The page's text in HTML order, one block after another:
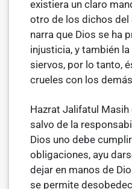
existiera un claro
otro de los di­chos
narra que Dios se ha
injusticia, y también
siervos, por lo tanto,
crueles con los
Hazrat Jalifatul
salvo de la
Dios uno debe
obligaciones, ayu­
dejar en manos de
se permite